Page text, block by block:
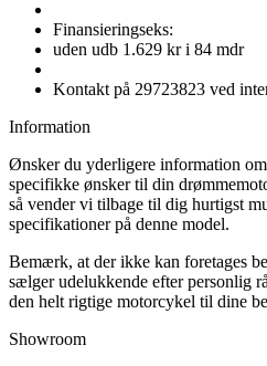
Finansieringseks:
uden udb 1.629 kr i 84 mdr
Kontakt på 29723823 ved
Information
Ønsker du yderligere information
specifikke ønsker til din
så vender vi tilbage til dig hurtigst
specifikationer på denne model.
Bemærk, at der ikke kan foretages
sælger udelukkende efter personlig
den helt rigtige motorcykel til dine
Showroom